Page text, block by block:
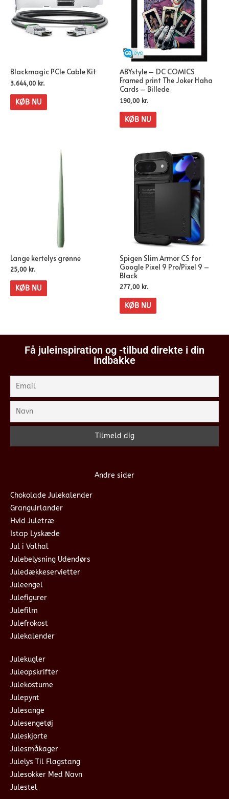
Blackmagic PCIe Cable Kit
3.644,00 kr.
KØB NU
ABYstyle – DC COMICS
Framed print The Joker Haha
Cards – Billede
190,00 kr.
KØB NU
Lange kertelys grønne
25,00 kr.
KØB NU
Spigen Slim Armor CS for
Google Pixel 9 Pro/Pixel 9 –
Black
277,00 kr.
KØB NU
Få juleinspiration og -tilbud direkte i din
indbakke
Andre sider
Chokolade Julekalender
Granguirlander
Hvid Juletræ
Istap Lyskæde
Jul i Valhal
Julebelysning Udendørs
Juledækkeservietter
Juleengel
Julefigurer
Julefilm
Julefrokost
Julekalender
Julekugler
Juleopskrifter
Julekostume
Julepynt
Julesange
Julesengetøj
Juleskjorte
Julesmåkager
Julelys Til Flagstang
Julesokker Med Navn
Julestel